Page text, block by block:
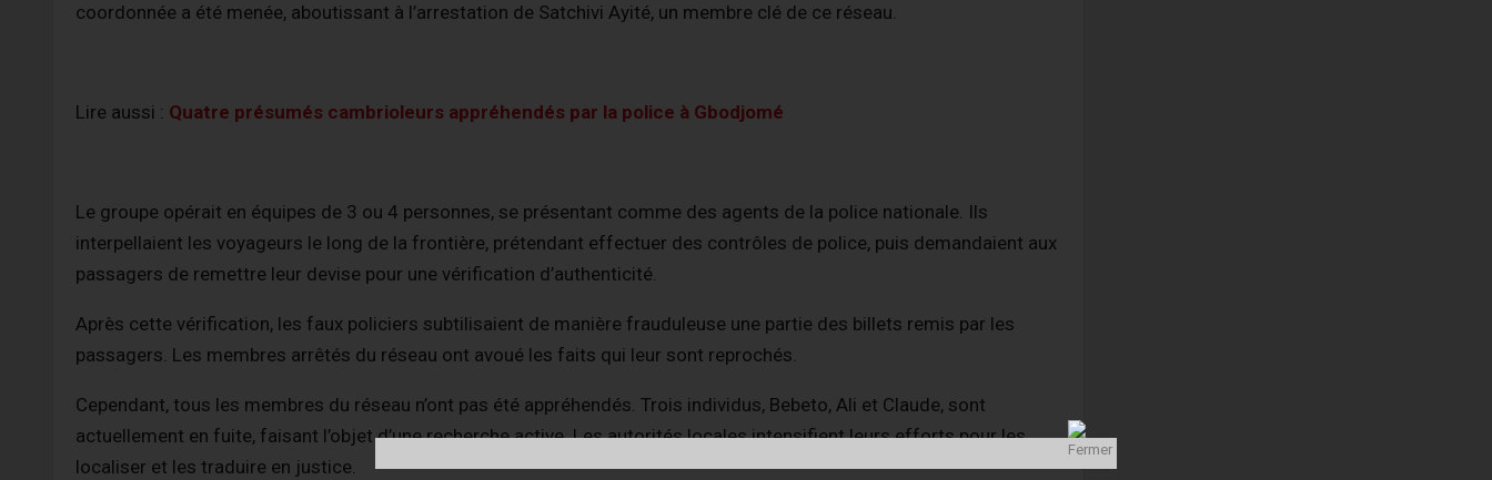
coordonnée a été menée, aboutissant à l’arrestation de Satchivi Ayité, un membre clé de ce réseau.
Lire aussi : Quatre présumés cambrioleurs appréhendés par la police à Gbodjomé
Le groupe opérait en équipes de 3 ou 4 personnes, se présentant comme des agents de la police nationale. Ils
interpellaient les voyageurs le long de la frontière, prétendant effectuer des contrôles de police, puis demandaient aux
passagers de remettre leur devise pour une vérification d’authenticité.
Après cette vérification, les faux policiers subtilisaient de manière frauduleuse une partie des billets remis par les
passagers. Les membres arrêtés du réseau ont avoué les faits qui leur sont reprochés.
Cependant, tous les membres du réseau n’ont pas été appréhendés. Trois individus, Bebeto, Ali et Claude, sont
actuellement en fuite, faisant l’objet d’une recherche active. Les autorités locales intensifient leurs efforts pour les
localiser et les traduire en justice.